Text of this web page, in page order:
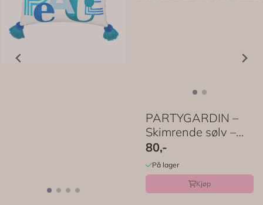
PARTYGARDIN –
Skimrende sølv –
PartyDeco
80,-
På lager
Kjøp